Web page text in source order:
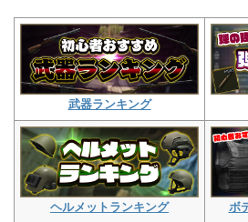
武器ランキング
ヘルメットランキング ボ